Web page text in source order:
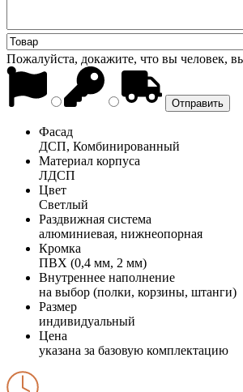
Пожалуйста, докажите, что вы человек,
Фасад
ДСП, Комбинированный
Материал корпуса
ЛДСП
Цвет
Светлый
Раздвижная система
алюминиевая, нижнеопорная
Кромка
ПВХ (0,4 мм, 2 мм)
Внутреннее наполнение
на выбор (полки, корзины, штанги)
Размер
индивидуальный
Цена
указана за базовую комплектацию